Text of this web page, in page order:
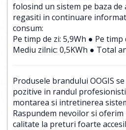
folosind un sistem pe baza
regasiti in continuare
consum:
Pe timp de zi: 5,9Wh ● Pe
Mediu zilnic: 0,5KWh ● Total
Produsele brandului OOGIS
pozitive in randul
montarea si intretinerea
Raspundem nevoilor si
calitate la preturi foarte